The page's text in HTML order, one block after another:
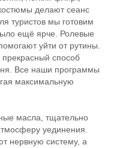
делают сеанс
туристов мы готовим
ещё ярче. Ролевые
уйти от рутины.
способ
Все наши программы
максимальную
масла, тщательно
уединения.
нервную систему, а